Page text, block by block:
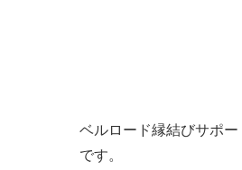
ベルロード縁結びサポ
です。